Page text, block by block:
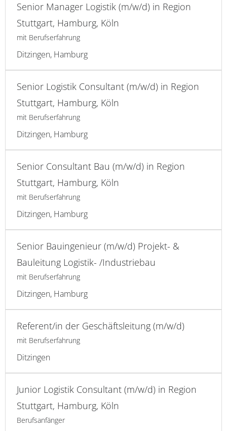
Senior Manager Logistik (m/w/d) in Region
Stuttgart, Hamburg, Köln
mit Berufserfahrung
Ditzingen, Hamburg
Senior Logistik Consultant (m/w/d) in Region
Stuttgart, Hamburg, Köln
mit Berufserfahrung
Ditzingen, Hamburg
Senior Consultant Bau (m/w/d) in Region
Stuttgart, Hamburg, Köln
mit Berufserfahrung
Ditzingen, Hamburg
Senior Bauingenieur (m/w/d) Projekt- &
Bauleitung Logistik- /Industriebau
mit Berufserfahrung
Ditzingen, Hamburg
Referent/in der Geschäftsleitung (m/w/d)
mit Berufserfahrung
Ditzingen
Junior Logistik Consultant (m/w/d) in Region
Stuttgart, Hamburg, Köln
Berufsanfänger